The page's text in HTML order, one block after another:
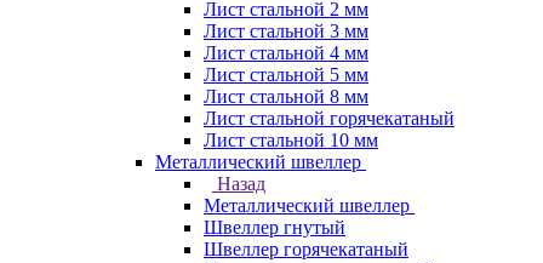
Лист стальной 2 мм
Лист стальной 3 мм
Лист стальной 4 мм
Лист стальной 5 мм
Лист стальной 8 мм
Лист стальной горячекатаный
Лист стальной 10 мм
Металлический швеллер
Назад
Металлический швеллер
Швеллер гнутый
Швеллер горячекатаный